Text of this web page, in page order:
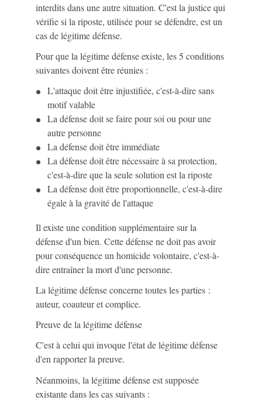
interdits dans une autre situation. C'est la justice qui
vérifie si la riposte, utilisée pour se défendre, est un
cas de légitime défense.
Pour que la légitime défense existe, les 5 conditions
suivantes doivent être réunies :
L'attaque doit être injustifiée, c'est-à-dire sans
motif valable
La défense doit se faire pour soi ou pour une
autre personne
La défense doit être immédiate
La défense doit être nécessaire à sa protection,
c'est-à-dire que la seule solution est la riposte
La défense doit être proportionnelle, c'est-à-dire
égale à la gravité de l'attaque
Il existe une condition supplémentaire sur la
défense d'un bien. Cette défense ne doit pas avoir
pour conséquence un homicide volontaire, c'est-à-
dire entraîner la mort d'une personne.
La légitime défense concerne toutes les parties :
auteur, coauteur et complice.
Preuve de la légitime défense
C'est à celui qui invoque l'état de légitime défense
d'en rapporter la preuve.
Néanmoins, la légitime défense est supposée
existante dans les cas suivants :